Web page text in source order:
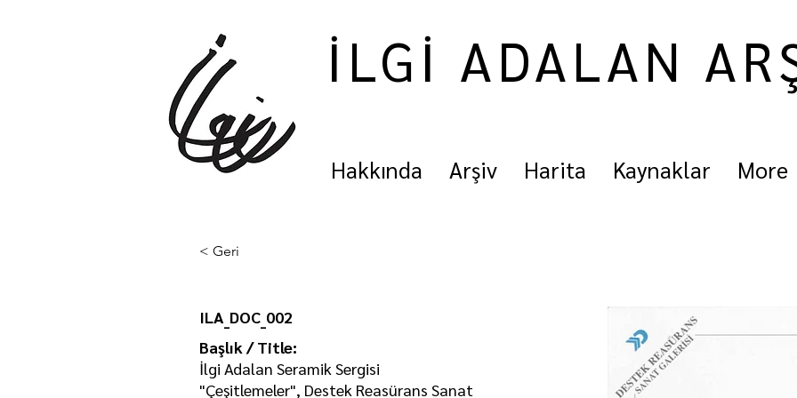
İLGİ ADALAN
Hakkında Arşiv Harita Kaynaklar More
< Geri
ILA_DOC_002
Başlık / Title:
İlgi Adalan Seramik Sergisi
"Çeşitlemeler", Destek Reasürans Sanat